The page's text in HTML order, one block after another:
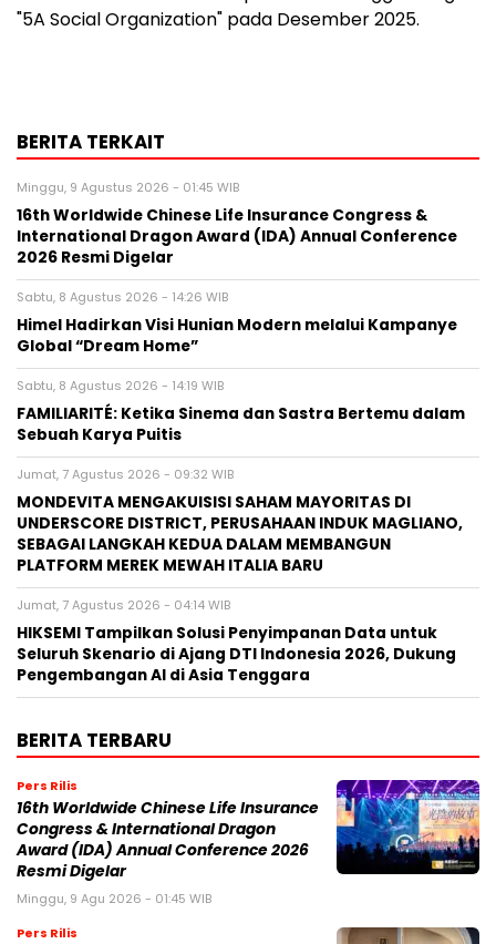
"5A Social Organization" pada Desember 2025.
BERITA TERKAIT
Minggu, 9 Agustus 2026 - 01:45 WIB
16th Worldwide Chinese Life Insurance Congress &
International Dragon Award (IDA) Annual Conference
2026 Resmi Digelar
Sabtu, 8 Agustus 2026 - 14:26 WIB
Himel Hadirkan Visi Hunian Modern melalui Kampanye
Global “Dream Home”
Sabtu, 8 Agustus 2026 - 14:19 WIB
FAMILIARITÉ: Ketika Sinema dan Sastra Bertemu dalam
Sebuah Karya Puitis
Jumat, 7 Agustus 2026 - 09:32 WIB
MONDEVITA MENGAKUISISI SAHAM MAYORITAS DI
UNDERSCORE DISTRICT, PERUSAHAAN INDUK MAGLIANO,
SEBAGAI LANGKAH KEDUA DALAM MEMBANGUN
PLATFORM MEREK MEWAH ITALIA BARU
Jumat, 7 Agustus 2026 - 04:14 WIB
HIKSEMI Tampilkan Solusi Penyimpanan Data untuk
Seluruh Skenario di Ajang DTI Indonesia 2026, Dukung
Pengembangan AI di Asia Tenggara
BERITA TERBARU
Pers Rilis
16th Worldwide Chinese Life Insurance
Congress & International Dragon
Award (IDA) Annual Conference 2026
Resmi Digelar
Minggu, 9 Agu 2026 - 01:45 WIB
Pers Rilis